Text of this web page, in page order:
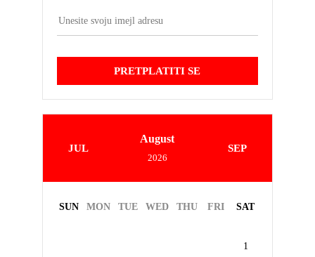
PRETPLATITI SE
JUL
August
2026
SEP
SUN MON TUE WED THU FRI SAT
1